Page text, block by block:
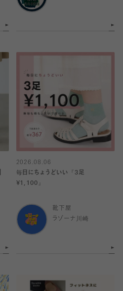
2026.08.06
毎日にちょうどいい『3足
¥1,100』
靴下屋
ラゾーナ川崎